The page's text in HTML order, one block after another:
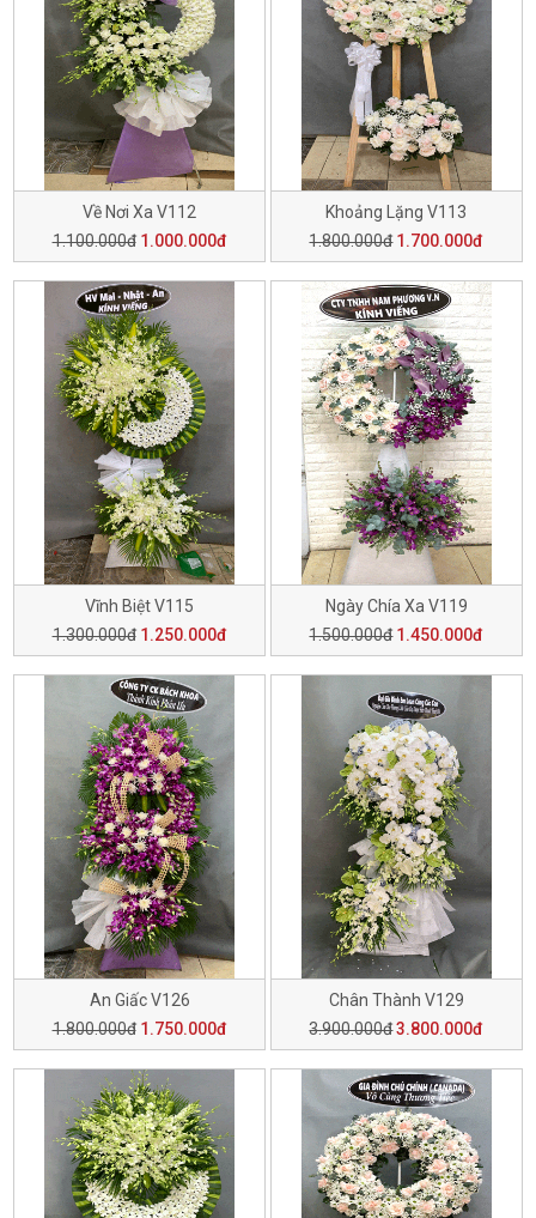
Về Nơi Xa V112
1.100.000đ 1.000.000đ
Khoảng Lặng V113
1.800.000đ 1.700.000đ
Vĩnh Biệt V115
1.300.000đ 1.250.000đ
Ngày Chía Xa V119
1.500.000đ 1.450.000đ
An Giấc V126
1.800.000đ 1.750.000đ
Chân Thành V129
3.900.000đ3.800.000đ